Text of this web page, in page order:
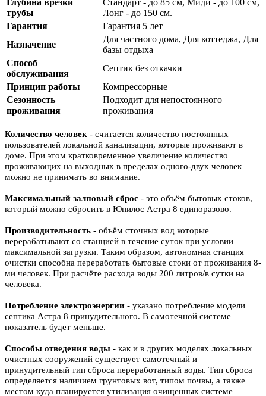
Глубина врезки
трубы
Стандарт - до 85 см, Миди - до 100 см,
Лонг - до 150 см.
Гарантия
Гарантия 5 лет
Назначение
Для частного дома, Для коттеджа, Для
базы отдыха
Способ
обслуживания
Септик без откачки
Принцип работы
Компрессорные
Сезонность
проживания
Подходит для непостоянного
проживания
Количество человек - считается количество постоянных
пользователей локальной канализации, которые проживают в
доме. При этом кратковременное увеличение количество
проживающих на выходных в пределах одного-двух человек
можно не принимать во внимание.
Максимальный залповый сброс - это объём бытовых стоков,
который можно сбросить в Юнилос Астра 8 единоразово.
Производительность - объём сточных вод которые
перерабатывают со станцией в течение суток при условии
максимальной загрузки. Таким образом, автономная станция
очистки способна переработать бытовые стоки от проживания 8-
ми человек. При расчёте расхода воды 200 литров/в сутки на
человека.
Потребление электроэнергии - указано потребление модели
септика Астра 8 принудительного. В самотечной системе
показатель будет меньше.
Способы отведения воды - как и в других моделях локальных
очистных сооружений существует самотечный и
принудительный тип сброса переработанный воды. Тип сброса
определяется наличием грунтовых вот, типом почвы, а также
местом куда планируется утилизация очищенных системе